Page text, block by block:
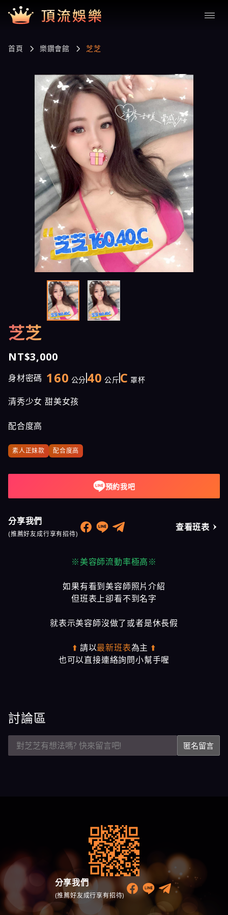
首頁 樂鑽會館 芝芝
芝芝
NT$3,000
身材密碼 160 公分 40 公斤 C 罩杯
清秀少女 甜美女孩
配合度高
素人正妹款 配合度高
預約我吧
分享我們
(推薦好友成行享有招待)
查看班表
※美容師流動率極高※
如果有看到美容師照片介紹
但班表上卻看不到名字
就表示美容師沒做了或者是休長假
⬆️ 請以最新班表為主 ⬆️
也可以直接連絡詢問小幫手喔
討論區
匿名留言
分享我們
(推薦好友成行享有招待)